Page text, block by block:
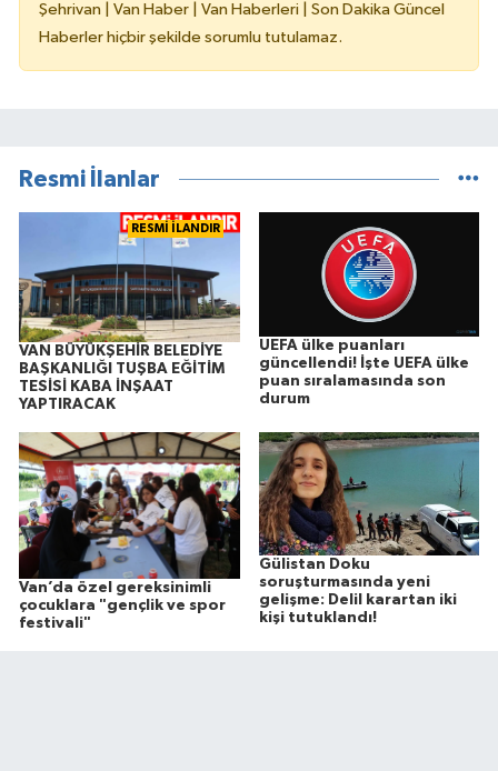
Şehrivan | Van Haber | Van Haberleri | Son Dakika Güncel
Haberler hiçbir şekilde sorumlu tutulamaz.
Resmi İlanlar
RESMİ İLANDIR
VAN BÜYÜKŞEHİR BELEDİYE
BAŞKANLIĞI TUŞBA EĞİTİM
TESİSİ KABA İNŞAAT
YAPTIRACAK
UEFA ülke puanları
güncellendi! İşte UEFA ülke
puan sıralamasında son
durum
Van’da özel gereksinimli
çocuklara "gençlik ve spor
festivali"
Gülistan Doku
soruşturmasında yeni
gelişme: Delil karartan iki
kişi tutuklandı!